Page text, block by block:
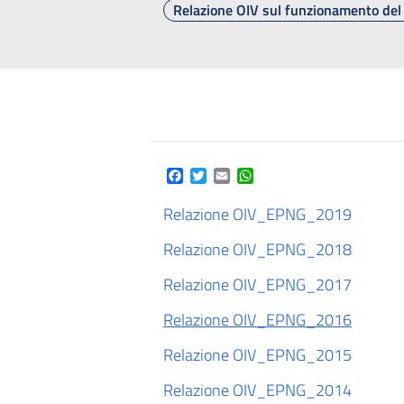
Relazione OIV sul funzionamento
Facebook
Twitter
Email
Relazione OIV_EPNG_2019
Relazione OIV_EPNG_2018
Relazione OIV_EPNG_2017
Relazione OIV_EPNG_2016
Relazione OIV_EPNG_2015
Relazione OIV_EPNG_2014